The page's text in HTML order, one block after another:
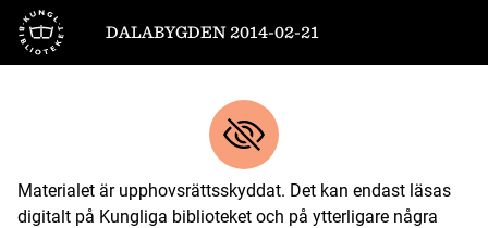
Till startsidan
DALABYGDEN 2014-02-21
Materialet är upphovsrättsskyddat. Det kan endast läsas
digitalt på Kungliga biblioteket och på ytterligare några